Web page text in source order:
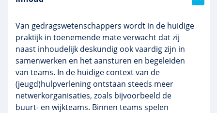
Van gedragswetenschappers wordt in de huidige
praktijk in toenemende mate verwacht dat zij
naast inhoudelijk deskundig ook vaardig zijn in
samenwerken en het aansturen en begeleiden
van teams. In de huidige context van de
(jeugd)hulpverlening ontstaan steeds meer
netwerkorganisaties, zoals bijvoorbeeld de
buurt- en wijkteams. Binnen teams spelen